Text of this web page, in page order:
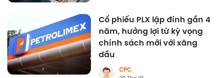
Cổ phiếu PLX lập đỉnh gần 4
năm, hưởng lợi từ kỳ vọng
chính sách mới với xăng
dầu
CPC